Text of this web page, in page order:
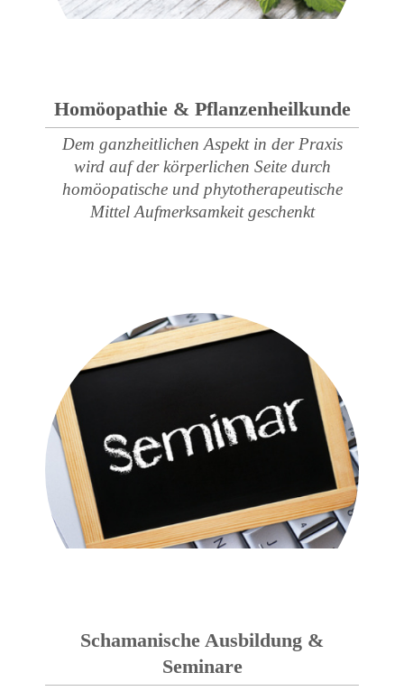
Homöopathie & Pflanzenheilkunde
Dem ganzheitlichen Aspekt in der Praxis
wird auf der körperlichen Seite durch
homöopatische und phytotherapeutische
Mittel Aufmerksamkeit geschenkt
Schamanische Ausbildung &
Seminare